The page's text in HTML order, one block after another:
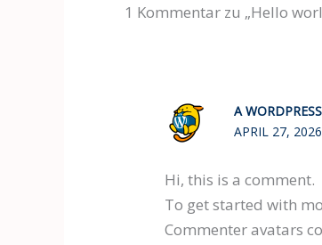
1 Kommentar zu „Hello
A
APRIL 27,
Hi, this is a comment.
To get started with
Commenter avatars